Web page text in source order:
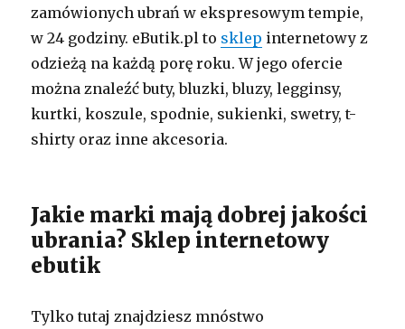
zamówionych ubrań w ekspresowym tempie,
w 24 godziny. eButik.pl to sklep internetowy z
odzieżą na każdą porę roku. W jego ofercie
można znaleźć buty, bluzki, bluzy, legginsy,
kurtki, koszule, spodnie, sukienki, swetry, t-
shirty oraz inne akcesoria.
Jakie marki mają dobrej jakości
ubrania? Sklep internetowy
ebutik
Tylko tutaj znajdziesz mnóstwo